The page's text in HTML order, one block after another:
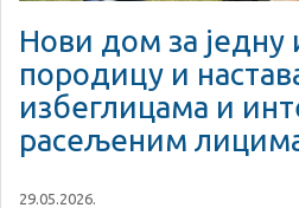
Нови дом за једну
породицу и
избеглицама и
расељеним
29.05.2026.